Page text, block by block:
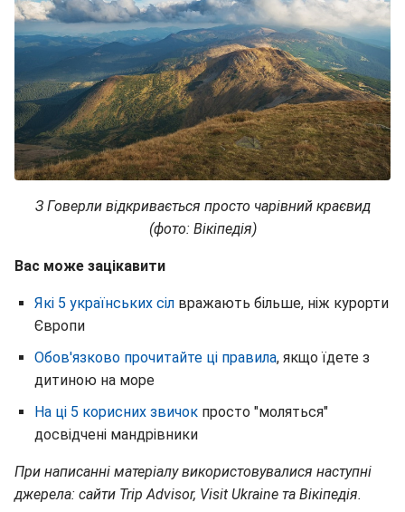
З Говерли відкривається просто чарівний краєвид
(фото: Вікіпедія)
Вас може зацікавити
Які 5 українських сіл вражають більше, ніж курорти
Європи
Обов'язково прочитайте ці правила, якщо їдете з
дитиною на море
На ці 5 корисних звичок просто "моляться"
досвідчені мандрівники
При написанні матеріалу використовувалися наступні
джерела: сайти Trip Advisor, Visit Ukraine та Вікіпедія.